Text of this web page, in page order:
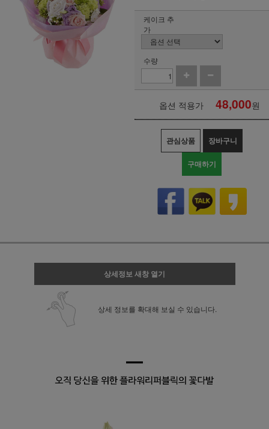
케이크 추
가
수량
옵션 적용가 48,000원
관심상품 장바구니
구매하기
상세정보 새창 열기
상세 정보를 확대해 보실 수 있습니다.